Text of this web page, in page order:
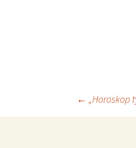
Nawigacja
← „Horoskop